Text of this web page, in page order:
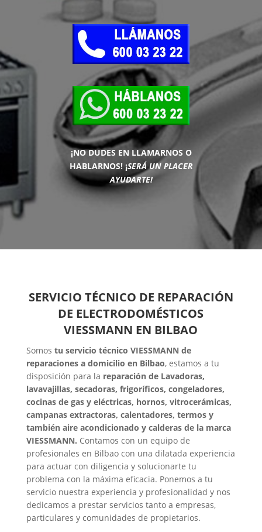
¡NO DUDES EN LLAMARNOS O
HABLARNOS! ¡SERÁ UN PLACER
AYUDARTE!
SERVICIO TÉCNICO DE REPARACIÓN
DE ELECTRODOMÉSTICOS
VIESSMANN EN BILBAO
Somos tu servicio técnico VIESSMANN de
reparaciones a domicilio en Bilbao, estamos a tu
disposición para la reparación de Lavadoras,
lavavajillas, secadoras, frigoríficos, congeladores,
cocinas de gas y eléctricas, hornos, vitrocerámicas,
campanas extractoras, calentadores, termos y
también aire acondicionado y calderas de la marca
VIESSMANN. Contamos con un equipo de
profesionales en Bilbao con una dilatada experiencia
para actuar con diligencia y solucionarte tu
problema con la máxima eficacia. Ponemos a tu
servicio nuestra experiencia y profesionalidad y nos
dedicamos a prestar servicios tanto a empresas,
particulares y comunidades de propietarios.